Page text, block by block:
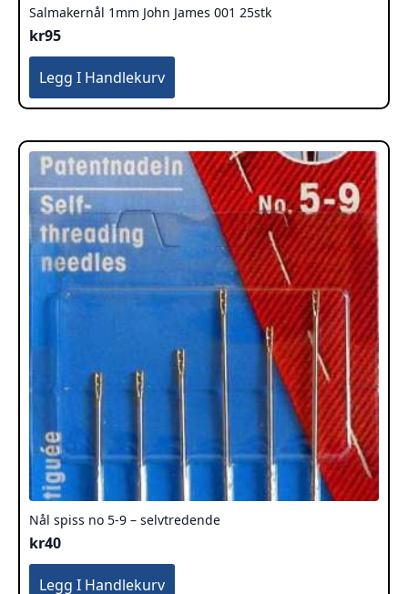
Salmakernål 1mm John James 001 25stk
kr95
Legg I Handlekurv
Nål spiss no 5-9 – selvtredende
kr40
Legg I Handlekurv